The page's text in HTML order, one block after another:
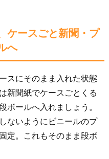
ケースごと新聞・プ
へ
スにそのまま入れた状態
新聞紙でケースごとくる
ボールへ入れましょう。
ないようにビニールのプ
定。これもそのまま段ボ